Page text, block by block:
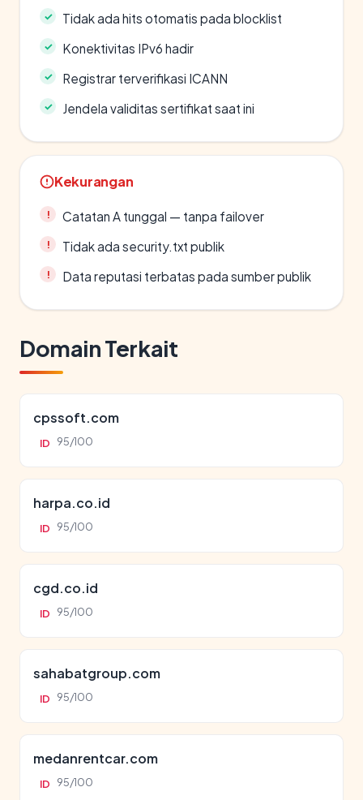
Tidak ada hits otomatis pada blocklist
Konektivitas IPv6 hadir
Registrar terverifikasi ICANN
Jendela validitas sertifikat saat ini
Kekurangan
Catatan A tunggal — tanpa failover
Tidak ada security.txt publik
Data reputasi terbatas pada sumber publik
Domain Terkait
cpssoft.com
ID 95/100
harpa.co.id
ID 95/100
cgd.co.id
ID 95/100
sahabatgroup.com
ID 95/100
medanrentcar.com
ID 95/100